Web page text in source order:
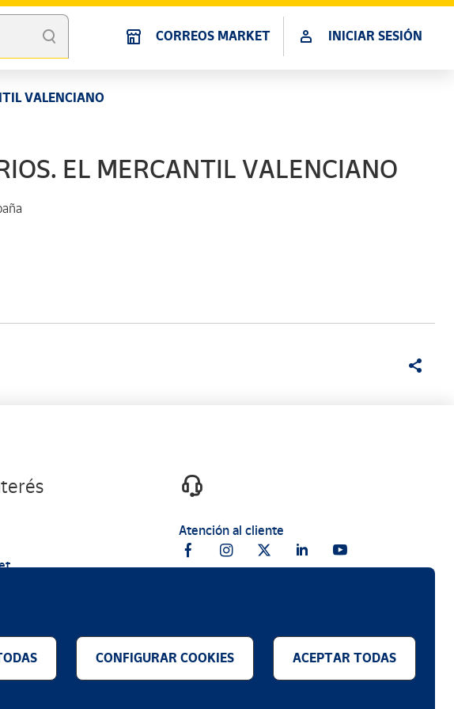
CORREOS MARKET INICIAR SESIÓN
VALENCIANO
EL MERCANTIL VALENCIANO
Atención al cliente
CONFIGURAR COOKIES ACEPTAR TODAS